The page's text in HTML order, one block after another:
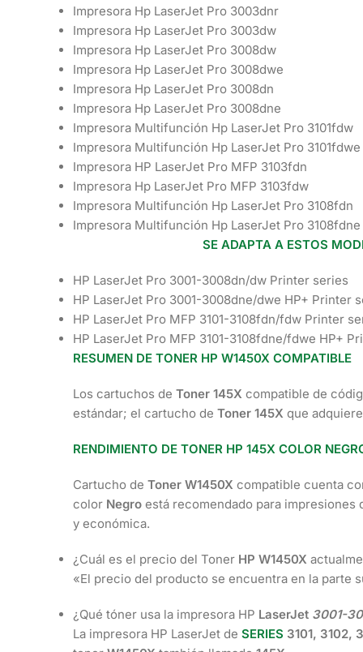
Impresora Hp LaserJet Pro 3003dnr
Impresora Hp LaserJet Pro 3003dw
Impresora Hp LaserJet Pro 3008dw
Impresora Hp LaserJet Pro 3008dwe
Impresora Hp LaserJet Pro 3008dn
Impresora Hp LaserJet Pro 3008dne
Impresora Multifunción Hp LaserJet Pro 3101fdw
Impresora Multifunción Hp LaserJet Pro 3101fdwe
Impresora HP LaserJet Pro MFP 3103fdn
Impresora Hp LaserJet Pro MFP 3103fdw
Impresora Multifunción Hp LaserJet Pro 3108fdn
Impresora Multifunción Hp LaserJet Pro 3108fdne
SE ADAPTA A ESTOS
HP LaserJet Pro 3001-3008dn/dw Printer series
HP LaserJet Pro 3001-3008dne/dwe HP+ Printer
HP LaserJet Pro MFP 3101-3108fdn/fdw Printer
HP LaserJet Pro MFP 3101-3108fdne/fdwe HP+
RESUMEN DE TONER HP W1450X COMPATIBLE
Los cartuchos de Toner 145X compatible de
estándar; el cartucho de Toner 145X que
RENDIMIENTO DE TONER HP 145X COLOR
Cartucho de Toner W1450X compatible cuenta
color Negro está recomendado para
y económica.
¿Cuál es el precio del Toner HP W1450X
«El precio del producto se encuentra en la parte
¿Qué tóner usa la impresora HP LaserJet 3001-
La impresora HP LaserJet de SERIES 3101, 3102,